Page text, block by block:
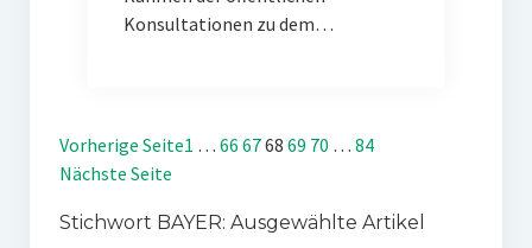
Konsultationen zu dem…
Vorherige Seite1 … 66 6768 69 70 … 84
Nächste Seite
Stichwort BAYER: Ausgewählte Artikel